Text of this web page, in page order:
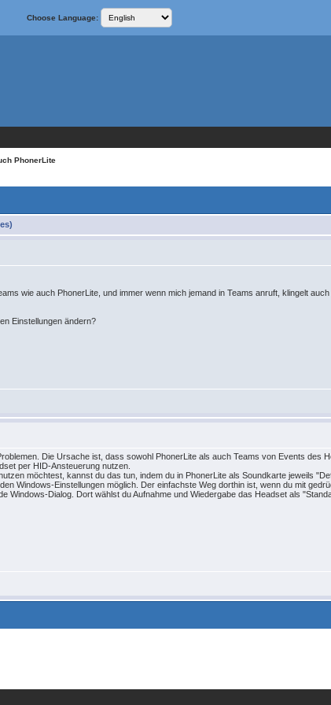
Choose Language:
PhonerLite
wie auch PhonerLite, und immer wenn mich jemand in Teams anruft, klingelt
Einstellungen ändern?
Die Ursache ist, dass sowohl PhonerLite als auch Teams von Events des
per HID-Ansteuerung nutzen.
möchtest, kannst du das tun, indem du in PhonerLite als Soundkarte jeweils
Windows-Einstellungen möglich. Der einfachste Weg dorthin ist, wenn du mit
Windows-Dialog. Dort wählst du Aufnahme und Wiedergabe das Headset als